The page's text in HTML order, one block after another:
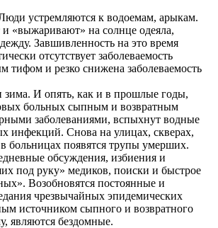
устремляются к водоемам, арыкам.
«выжаривают» на солнце одеяла,
Завшивленность на это время
отсутствует заболеваемость
тифом и резко снижена заболеваемость
зима. И опять, как и в прошлые годы,
больных сыпным и возвратным
заболеваниями, вспыхнут водные
инфекций. Снова на улицах, скверах,
больницах появятся трупы умерших.
обсуждения, избиения и
под руку» медиков, поиски и быстрое
Возобновятся постоянные и
чрезвычайных эпидемических
источником сыпного и возвратного
являются бездомные.